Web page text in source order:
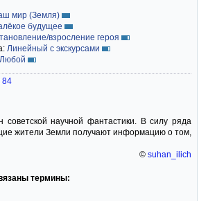
мир (Земля)
будущее
взросление героя
Линейный с экскурсами
Любой
84
научной фантастики. В силу ряда
жители Земли получают информацию о том,
© suhan_ilich
термины: